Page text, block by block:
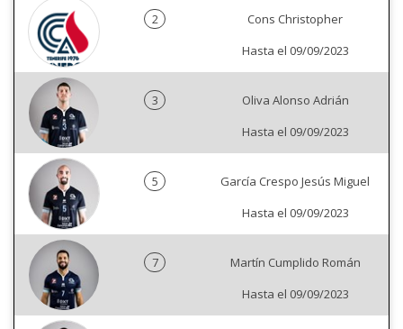
2
Cons Christopher
Hasta el 09/09/2023
3
Oliva Alonso Adrián
Hasta el 09/09/2023
5
García Crespo Jesús Miguel
Hasta el 09/09/2023
7
Martín Cumplido Román
Hasta el 09/09/2023